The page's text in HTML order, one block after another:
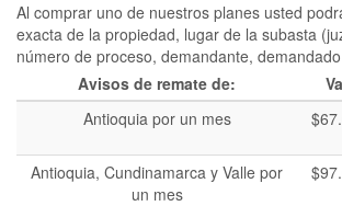
Al comprar uno de nuestros planes usted
exacta de la propiedad, lugar de la subasta
número de proceso, demandante,
Avisos de remate de:
Antioquia por un mes
Antioquia, Cundinamarca y Valle por
un mes